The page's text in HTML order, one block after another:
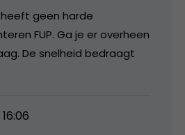
heeft geen harde
FUP. Ga je er overheen
De snelheid bedraagt